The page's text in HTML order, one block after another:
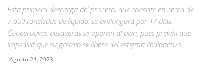
Esta primera descarga del proceso, que consiste en cerca de
7.800 toneladas de líquido, se prolongará por 17 días.
Cooperativas pesqueras se oponen al plan, pues prevén que
impedirá que su gremio se libere del estigma radioactivo.
Agosto 24, 2023